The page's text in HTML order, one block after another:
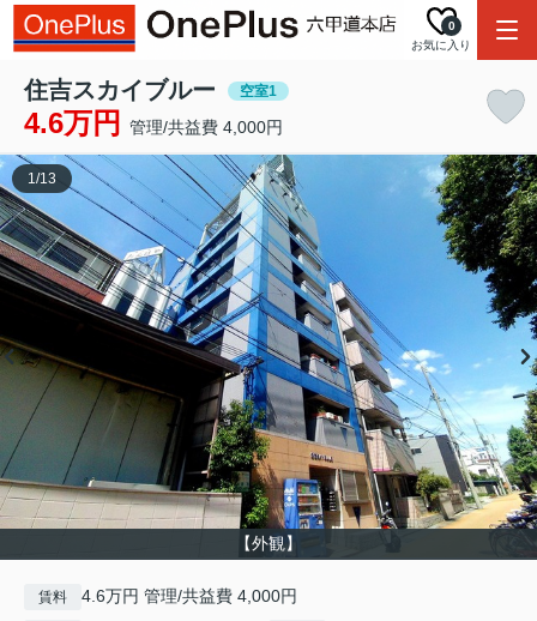
お気に入り
0
住吉スカイブルー 空室1
4.6万円 管理/共益費 4,000円
【外観】
1/13
賃料 4.6万円 管理/共益費 4,000円